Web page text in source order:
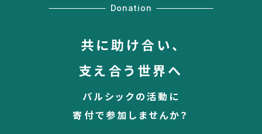
Donation
共に助け合い、
支え合う世界へ
パルシックの活動に
寄付で参加しませんか？